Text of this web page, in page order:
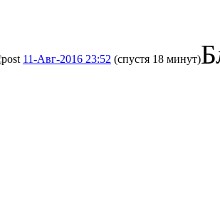
11-Авг-2016 23:52 (спустя 18 минут)